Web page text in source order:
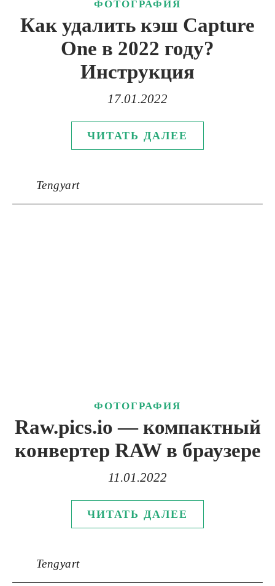
ФОТОГРАФИЯ
Как удалить кэш Capture
One в 2022 году?
Инструкция
17.01.2022
ЧИТАТЬ ДАЛЕЕ
Tengyart
ФОТОГРАФИЯ
Raw.pics.io — компактный
конвертер RAW в браузере
11.01.2022
ЧИТАТЬ ДАЛЕЕ
Tengyart